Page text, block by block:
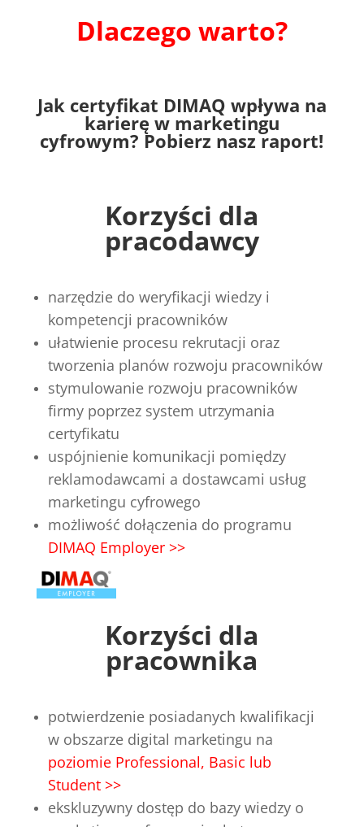
Dlaczego warto?
Jak certyfikat DIMAQ wpływa na
karierę w marketingu
cyfrowym? Pobierz nasz raport!
Korzyści dla
pracodawcy
narzędzie do weryfikacji wiedzy i
kompetencji pracowników
ułatwienie procesu rekrutacji oraz
tworzenia planów rozwoju pracowników
stymulowanie rozwoju pracowników
firmy poprzez system utrzymania
certyfikatu
uspójnienie komunikacji pomiędzy
reklamodawcami a dostawcami usług
marketingu cyfrowego
możliwość dołączenia do programu
DIMAQ Employer >>
Korzyści dla
pracownika
potwierdzenie posiadanych kwalifikacji
w obszarze digital marketingu na
poziomie Professional, Basic lub
Student >>
ekskluzywny dostęp do bazy wiedzy o